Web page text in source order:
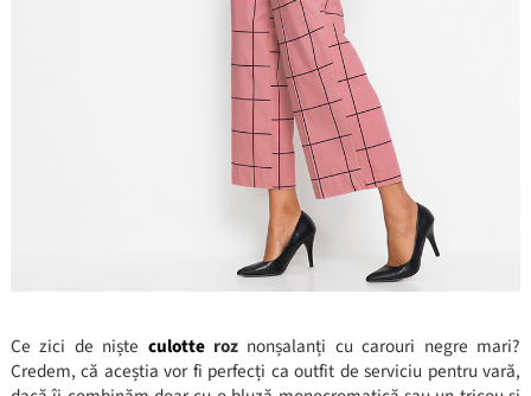
Ce zici de niște culotte roz nonșalanți cu carouri negre mari?
Credem, că aceștia vor fi perfecți ca outfit de serviciu pentru vară,